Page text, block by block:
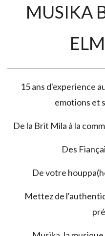
MUSIKA
15 ans d'experience
emotions et
De la Brit Mila à la
Des
De votre
Mettez de